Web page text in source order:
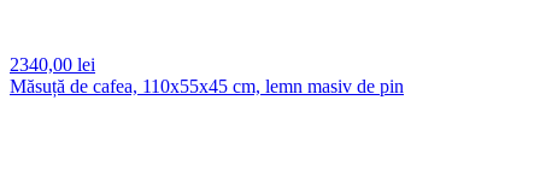
2340,00 lei
Măsuță de cafea, 110x55x45 cm, lemn masiv de pin